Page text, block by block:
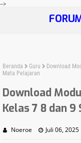
-->
Beranda Guru
Download
Mata Pelajaran
Download
Kelas 7 8 dan
Noeroe Juli 06, 2025